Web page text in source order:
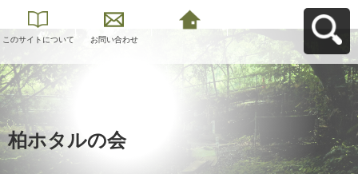
このサイトについて お問い合わせ
柏ホタルの会